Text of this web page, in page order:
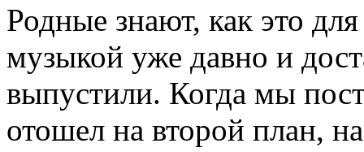
Родные знают, как это
музыкой уже давно и
выпустили. Когда мы
отошел на второй план,